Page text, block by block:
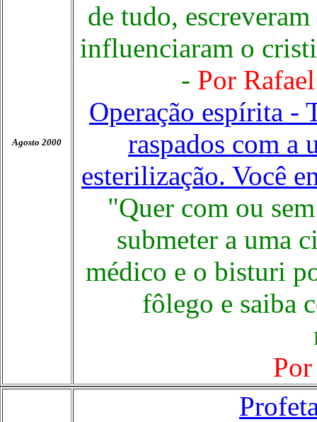
Agosto 2000
de tudo,
influenciaram o
- Por
Operação espírita -
raspados com a
esterilização. Você
"Quer com ou
submeter a uma
médico e o bisturi
fôlego e saiba